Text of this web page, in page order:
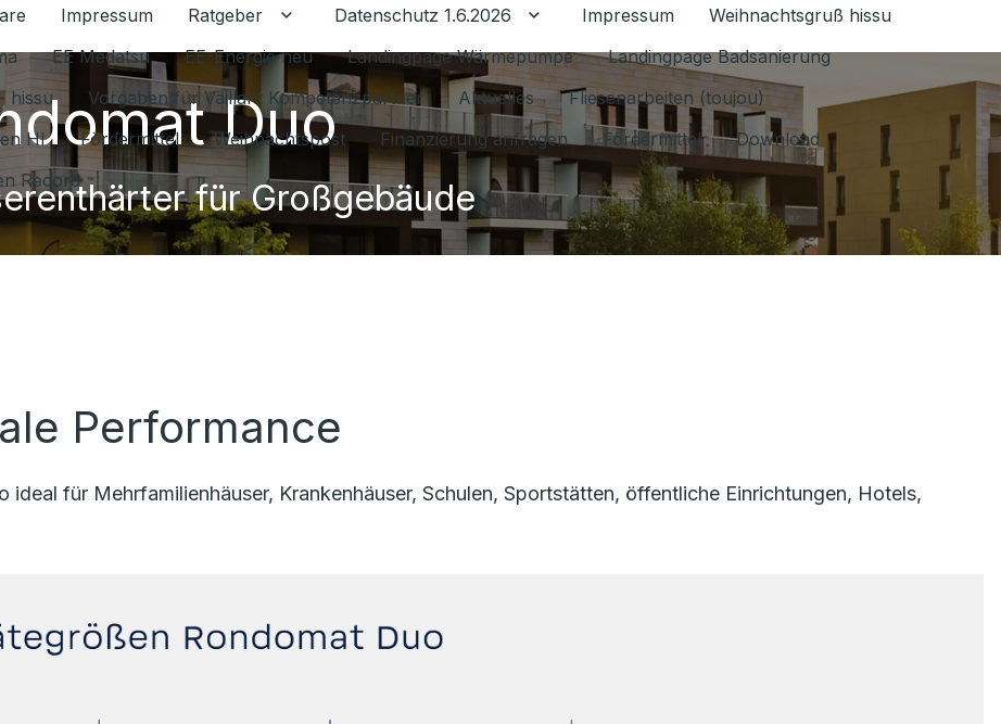
Impressum Ratgeber Untermenü für Ratgeber umschalten
Datenschutz 1.6.2026 Untermenü für Datenschutz 1.6.2026 umschalten
Impressum
Weihnachtsgruß hissu
EE Medatsu EE-Energie neu Landingpage Wärmepumpe
Landingpage Badsanierung
hissu
Vorgaben für Vaillant Kompetenzpartner Aktuelles
Fliesenarbeiten (toujou)
HI
Fördermittel Weihnachtspost Finanzierung anfragen Fördermittel
Download
Record
Duo
für Großgebäude
Performance
für Mehrfamilienhäuser, Krankenhäuser, Schulen, Sportstätten, öffentliche Einrichtungen, Hotels,